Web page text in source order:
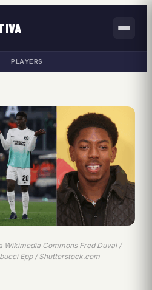
PLAYERS
Wikimedia Commons Fred Duval /
Epp / Shutterstock.com